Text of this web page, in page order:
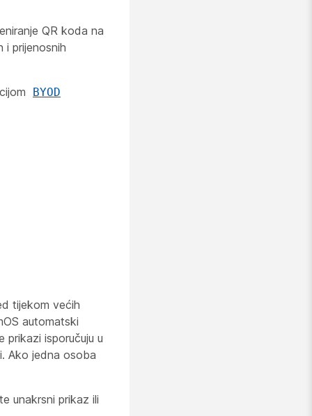
QR koda na
i prijenosnih
BYOD
tijekom većih
automatski
prikazi isporučuju u
Ako jedna osoba
unakrsni prikaz ili